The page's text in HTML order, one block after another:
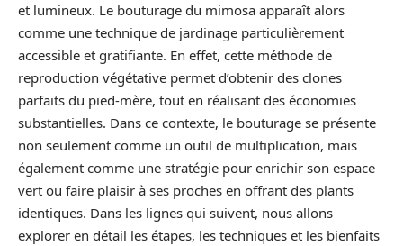
et lumineux. Le bouturage du mimosa apparaît alors
comme une technique de jardinage particulièrement
accessible et gratifiante. En effet, cette méthode de
reproduction végétative permet d’obtenir des clones
parfaits du pied-mère, tout en réalisant des économies
substantielles. Dans ce contexte, le bouturage se présente
non seulement comme un outil de multiplication, mais
également comme une stratégie pour enrichir son espace
vert ou faire plaisir à ses proches en offrant des plants
identiques. Dans les lignes qui suivent, nous allons
explorer en détail les étapes, les techniques et les bienfaits